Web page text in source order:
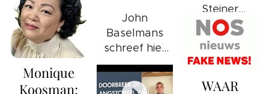
iedereen die er
klaar voor is om
erdoorheen te
stappen.
Monique
Koosman;
John
Baselmans
schreef hier
een boek
over, titel "De
Steiner
Werkelijk
Ontdekte
WAAR